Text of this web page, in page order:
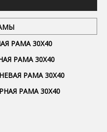
РАМА 30Х40
РАМА 30Х40
РАМА 30Х40
РАМА 30Х40